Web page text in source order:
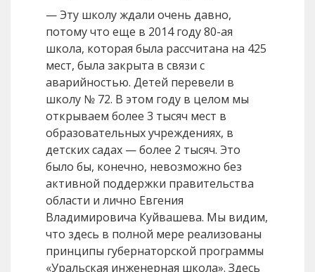
— Эту школу ждали очень давно,
потому что еще в 2014 году 80-ая
школа, которая была рассчитана на 425
мест, была закрыта в связи с
аварийностью. Детей перевели в
школу № 72. В этом году в целом мы
открываем более 3 тысяч мест в
образовательных учреждениях, в
детских садах — более 2 тысяч. Это
было бы, конечно, невозможно без
активной поддержки правительства
области и лично Евгения
Владимировича Куйвашева. Мы видим,
что здесь в полной мере реализованы
принципы губернаторской программы
«Уральская инженерная школа». Здесь